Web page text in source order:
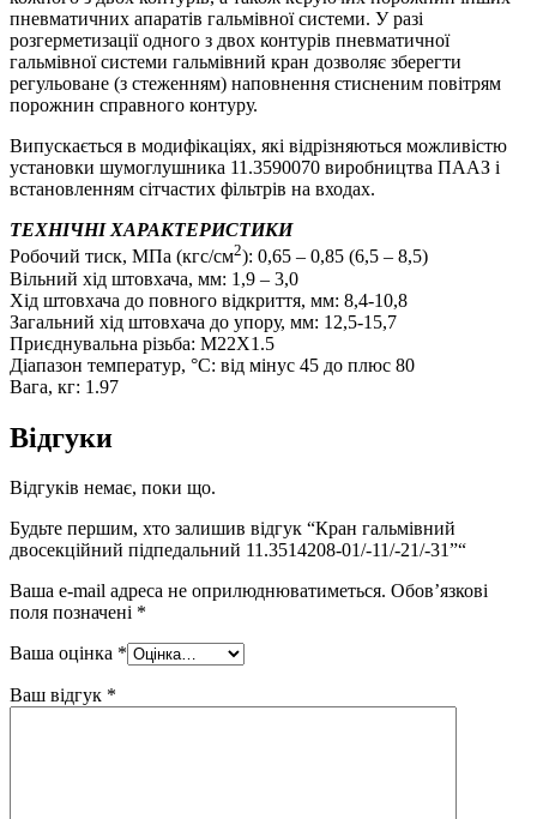
пневматичних апаратів гальмівної системи. У разі
розгерметизації одного з двох контурів пневматичної
гальмівної системи гальмівний кран дозволяє зберегти
регульоване (з стеженням) наповнення стисненим повітрям
порожнин справного контуру.
Випускається в модифікаціях, які відрізняються можливістю
установки шумоглушника 11.3590070 виробництва ПААЗ і
встановленням сітчастих фільтрів на входах.
ТЕХНІЧНІ ХАРАКТЕРИСТИКИ
Робочий тиск, МПа (кгс/см2): 0,65 – 0,85 (6,5 – 8,5)
Вільний хід штовхача, мм: 1,9 – 3,0
Хід штовхача до повного відкриття, мм: 8,4-10,8
Загальний хід штовхача до упору, мм: 12,5-15,7
Приєднувальна різьба: M22X1.5
Діапазон температур, °С: від мінус 45 до плюс 80
Вага, кг: 1.97
Відгуки
Відгуків немає, поки що.
Будьте першим, хто залишив відгук “Кран гальмівний
двосекційний підпедальний 11.3514208-01/-11/-21/-31”“
Ваша e-mail адреса не оприлюднюватиметься. Обов’язкові
поля позначені *
Ваша оцінка *
Ваш відгук *